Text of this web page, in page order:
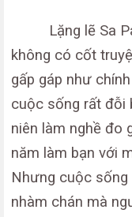
Lặng lẽ Sa
không có cốt
gấp gáp như
cuộc sống rất đỗi
niên làm nghề đo
năm làm bạn với
Nhưng cuộc sống
nhàm chán mà